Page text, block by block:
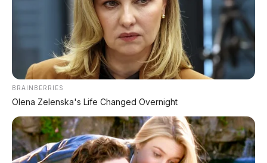
⚡ Bus Gunung Harta Terbakar di Tol
Nganjuk, 33 Orang Selamat
⚡ MG 4X: SUV Listrik Kompak dengan
Baterai Semi-Solid-State & Range 610
Km
⚡ Maextro V800: MPV Ultra-Mewah
EREV 531 HP Penantang Toyota Alphard
BRAINBERRIES
Olena Zelenska's Life Changed Overnight